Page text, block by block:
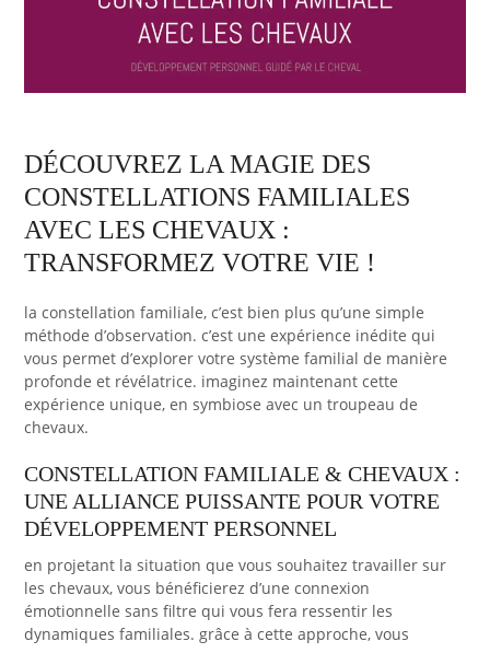
DÉCOUVREZ LA MAGIE DES
CONSTELLATIONS FAMILIALES
AVEC LES CHEVAUX :
TRANSFORMEZ VOTRE VIE !
la constellation familiale, c’est bien plus qu’une simple
méthode d’observation. c’est une expérience inédite qui
vous permet d’explorer votre système familial de manière
profonde et révélatrice. imaginez maintenant cette
expérience unique, en symbiose avec un troupeau de
chevaux.
CONSTELLATION FAMILIALE & CHEVAUX :
UNE ALLIANCE PUISSANTE POUR VOTRE
DÉVELOPPEMENT PERSONNEL
en projetant la situation que vous souhaitez travailler sur
les chevaux, vous bénéficierez d’une connexion
émotionnelle sans filtre qui vous fera ressentir les
dynamiques familiales. grâce à cette approche, vous